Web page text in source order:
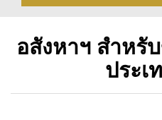
อสังหาฯ สำหรั
ประเ